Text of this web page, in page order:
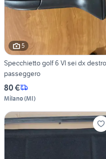
5
Specchietto golf 6 VI sei dx destro
passeggero
80 €
Milano(MI)